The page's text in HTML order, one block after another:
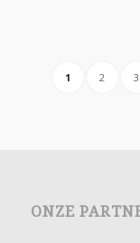
1 2 3
ONZE